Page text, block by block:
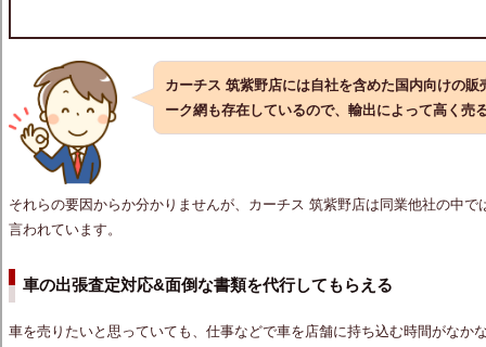
カーチス 筑紫野店には自社を含めた国内向けの
ーク網も存在しているので、輸出によって高く売
それらの要因からか分かりませんが、カーチス 筑紫野店は同業他社の中
言われています。
車の出張査定対応&面倒な書類を代行してもらえる
車を売りたいと思っていても、仕事などで車を店舗に持ち込む時間がなか